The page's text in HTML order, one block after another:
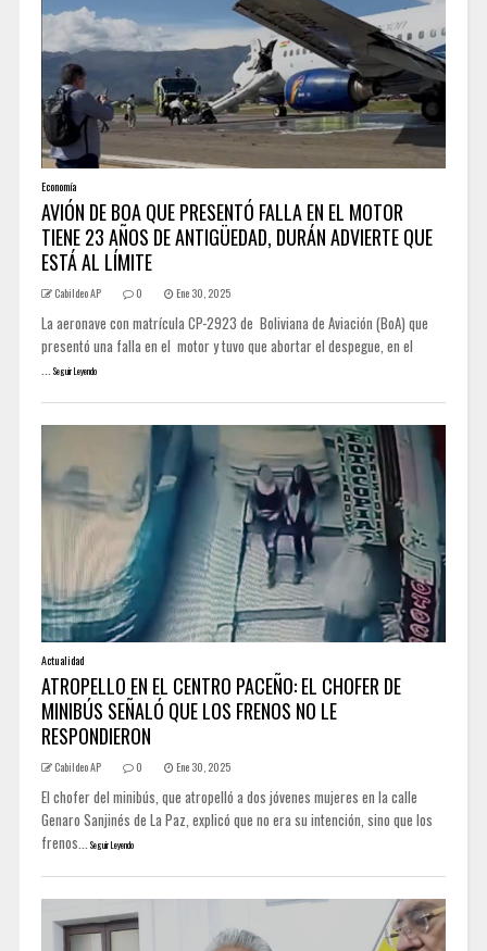
Economía
AVIÓN DE BOA QUE PRESENTÓ FALLA EN EL MOTOR
TIENE 23 AÑOS DE ANTIGÜEDAD, DURÁN ADVIERTE QUE
ESTÁ AL LÍMITE
Cabildeo AP 0 Ene 30, 2025
La aeronave con matrícula CP-2923 de Boliviana de Aviación (BoA) que
presentó una falla en el motor y tuvo que abortar el despegue, en el
... Seguir Leyendo
Actualidad
ATROPELLO EN EL CENTRO PACEÑO: EL CHOFER DE
MINIBÚS SEÑALÓ QUE LOS FRENOS NO LE
RESPONDIERON
Cabildeo AP 0 Ene 30, 2025
El chofer del minibús, que atropelló a dos jóvenes mujeres en la calle
Genaro Sanjinés de La Paz, explicó que no era su intención, sino que los
frenos... Seguir Leyendo